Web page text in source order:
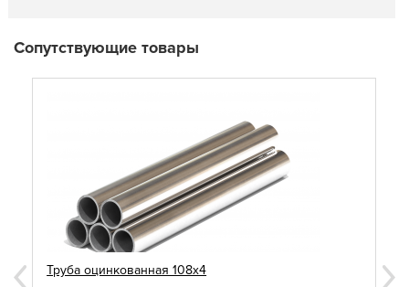
Сопутствующие товары
Труба оцинкованная 108х4